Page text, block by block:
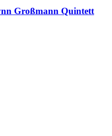
Großmann Quintett